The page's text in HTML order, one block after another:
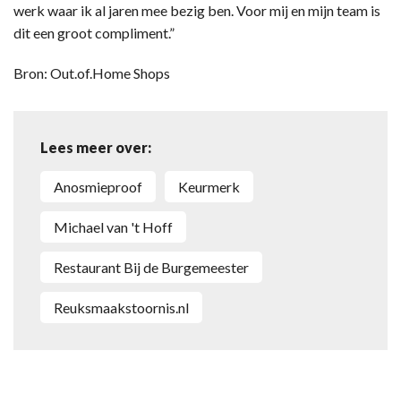
werk waar ik al jaren mee bezig ben. Voor mij en mijn team is
dit een groot compliment.”
Bron: Out.of.Home Shops
Lees meer over:
Anosmieproof keurmerk
Michael van 't Hoff
Restaurant Bij de Burgemeester
Reuksmaakstoornis.nl